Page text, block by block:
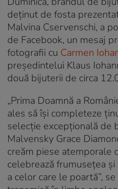
deţinut de fosta
Malvina Cservenschi, a
de Facebook, un mesaj
fotografii cu Carmen
președintelui Klaus
două bijuterii de circa
„Prima Doamnă a
ales să își completeze
selecție excepțională de
Malvensky Grace
creăm piese atemporale
celebrează frumusețea
a celor care le poartă”,